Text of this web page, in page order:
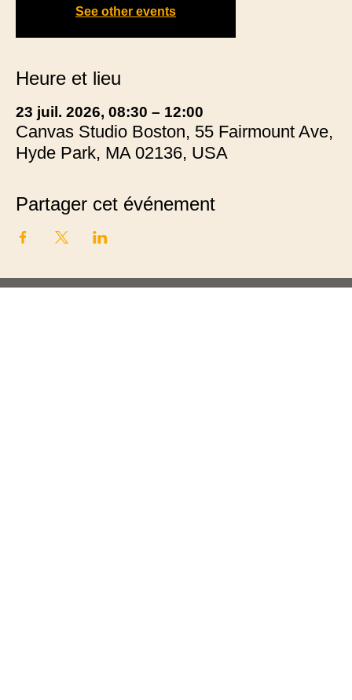
See other events
Heure et lieu
23 juil. 2026, 08:30 – 12:00
Canvas Studio Boston, 55 Fairmount Ave,
Hyde Park, MA 02136, USA
Partager cet événement